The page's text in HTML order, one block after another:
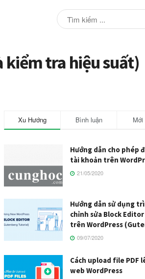
kiểm tra hiệu suất)
Xu Hướng Bình luận Mới
Hướng dẫn cho phép
tài khoản trên
21/05/2020
Hướng dẫn sử dụng
chỉnh sửa Block
trên WordPress
09/07/2020
Cách upload file PDF
web WordPress